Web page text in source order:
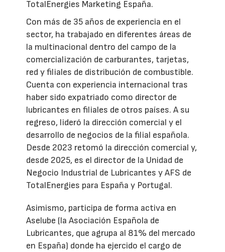
TotalEnergies Marketing España.
Con más de 35 años de experiencia en el
sector, ha trabajado en diferentes áreas de
la multinacional dentro del campo de la
comercialización de carburantes, tarjetas,
red y filiales de distribución de combustible.
Cuenta con experiencia internacional tras
haber sido expatriado como director de
lubricantes en filiales de otros países. A su
regreso, lideró la dirección comercial y el
desarrollo de negocios de la filial española.
Desde 2023 retomó la dirección comercial y,
desde 2025, es el director de la Unidad de
Negocio Industrial de Lubricantes y AFS de
TotalEnergies para España y Portugal.
Asimismo, participa de forma activa en
Aselube (la Asociación Española de
Lubricantes, que agrupa al 81% del mercado
en España) donde ha ejercido el cargo de